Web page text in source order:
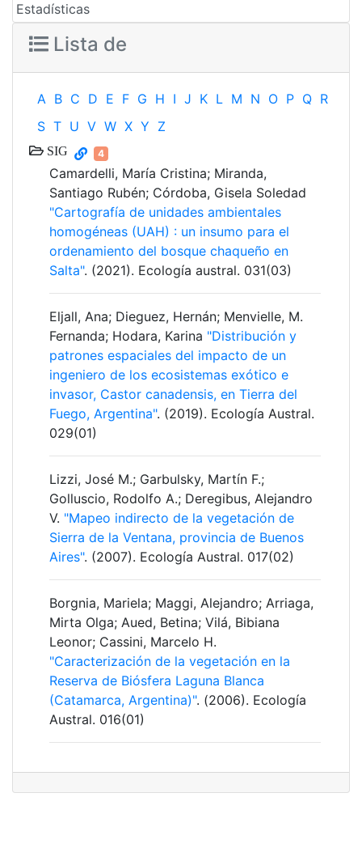
Estadísticas
Lista de
A B C D E F G H I J K L M N O P Q R
S T U V W X Y Z
SIG 4
Camardelli, María Cristina; Miranda,
Santiago Rubén; Córdoba, Gisela Soledad
"Cartografía de unidades ambientales
homogéneas (UAH) : un insumo para el
ordenamiento del bosque chaqueño en
Salta". (2021). Ecología austral. 031(03)
Eljall, Ana; Dieguez, Hernán; Menvielle, M.
Fernanda; Hodara, Karina "Distribución y
patrones espaciales del impacto de un
ingeniero de los ecosistemas exótico e
invasor, Castor canadensis, en Tierra del
Fuego, Argentina". (2019). Ecología Austral.
029(01)
Lizzi, José M.; Garbulsky, Martín F.;
Golluscio, Rodolfo A.; Deregibus, Alejandro
V. "Mapeo indirecto de la vegetación de
Sierra de la Ventana, provincia de Buenos
Aires". (2007). Ecología Austral. 017(02)
Borgnia, Mariela; Maggi, Alejandro; Arriaga,
Mirta Olga; Aued, Betina; Vilá, Bibiana
Leonor; Cassini, Marcelo H.
"Caracterización de la vegetación en la
Reserva de Biósfera Laguna Blanca
(Catamarca, Argentina)". (2006). Ecología
Austral. 016(01)